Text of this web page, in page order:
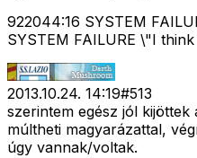
922044:16 SYSTEM
SYSTEM FAILURE \"I
2013.10.24. 14:19#513
szerintem egész jól kijöttek
múltheti magyarázattal,
úgy vannak/voltak.